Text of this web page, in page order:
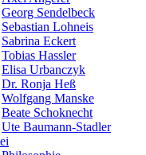
Georg Sendelbeck
Sebastian Lohneis
Sabrina Eckert
Tobias Hassler
Elisa Urbanczyk
Dr. Ronja Heß
Wolfgang Manske
Beate Schoknecht
Ute Baumann-Stadler